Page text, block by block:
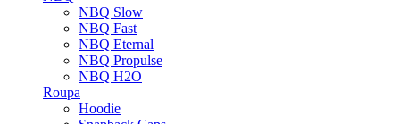
NBQ Slow
NBQ Fast
NBQ Eternal
NBQ Propulse
NBQ H2O
Roupa
Hoodie